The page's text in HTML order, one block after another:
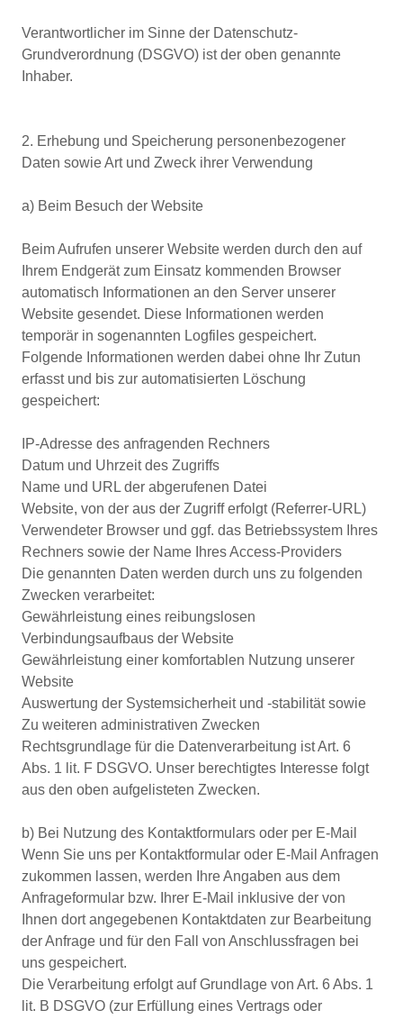
Verantwortlicher im Sinne der Datenschutz-
Grundverordnung (DSGVO) ist der oben genannte
Inhaber.
2. Erhebung und Speicherung personenbezogener
Daten sowie Art und Zweck ihrer Verwendung
a) Beim Besuch der Website
Beim Aufrufen unserer Website werden durch den auf
Ihrem Endgerät zum Einsatz kommenden Browser
automatisch Informationen an den Server unserer
Website gesendet. Diese Informationen werden
temporär in sogenannten Logfiles gespeichert.
Folgende Informationen werden dabei ohne Ihr Zutun
erfasst und bis zur automatisierten Löschung
gespeichert:
IP-Adresse des anfragenden Rechners
Datum und Uhrzeit des Zugriffs
Name und URL der abgerufenen Datei
Website, von der aus der Zugriff erfolgt (Referrer-URL)
Verwendeter Browser und ggf. das Betriebssystem Ihres
Rechners sowie der Name Ihres Access-Providers
Die genannten Daten werden durch uns zu folgenden
Zwecken verarbeitet:
Gewährleistung eines reibungslosen
Verbindungsaufbaus der Website
Gewährleistung einer komfortablen Nutzung unserer
Website
Auswertung der Systemsicherheit und -stabilität sowie
Zu weiteren administrativen Zwecken
Rechtsgrundlage für die Datenverarbeitung ist Art. 6
Abs. 1 lit. F DSGVO. Unser berechtigtes Interesse folgt
aus den oben aufgelisteten Zwecken.
b) Bei Nutzung des Kontaktformulars oder per E-Mail
Wenn Sie uns per Kontaktformular oder E-Mail Anfragen
zukommen lassen, werden Ihre Angaben aus dem
Anfrageformular bzw. Ihrer E-Mail inklusive der von
Ihnen dort angegebenen Kontaktdaten zur Bearbeitung
der Anfrage und für den Fall von Anschlussfragen bei
uns gespeichert.
Die Verarbeitung erfolgt auf Grundlage von Art. 6 Abs. 1
lit. B DSGVO (zur Erfüllung eines Vertrags oder